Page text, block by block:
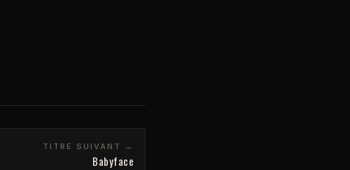
TITRE SUIVANT →
Babyface